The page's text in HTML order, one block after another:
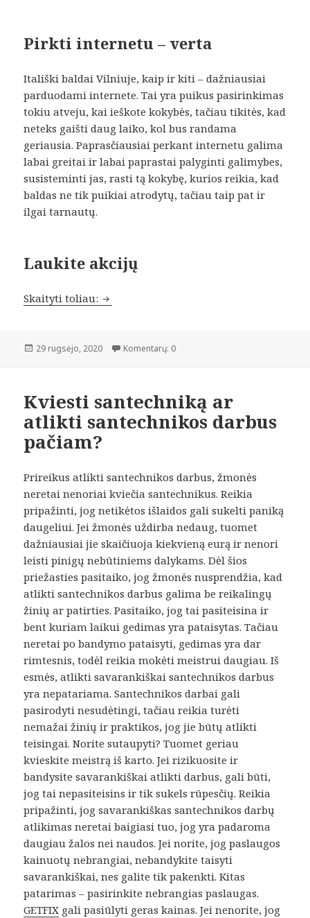
Pirkti internetu – verta
Itališki baldai Vilniuje, kaip ir kiti – dažniausiai
parduodami internete. Tai yra puikus pasirinkimas
tokiu atveju, kai ieškote kokybės, tačiau tikitės, kad
neteks gaišti daug laiko, kol bus randama
geriausia. Paprasčiausiai perkant internetu galima
labai greitai ir labai paprastai palyginti galimybes,
susisteminti jas, rasti tą kokybę, kurios reikia, kad
baldas ne tik puikiai atrodytų, tačiau taip pat ir
ilgai tarnautų.
Laukite akcijų
Skaityti toliau: Kur pirkti baldus?
Paskelbta
29 rugsėjo, 2020 Komentarų: 0
Kviesti santechniką ar
atlikti santechnikos darbus
pačiam?
Prireikus atlikti santechnikos darbus, žmonės
neretai nenoriai kviečia santechnikus. Reikia
pripažinti, jog netikėtos išlaidos gali sukelti paniką
daugeliui. Jei žmonės uždirba nedaug, tuomet
dažniausiai jie skaičiuoja kiekvieną eurą ir nenori
leisti pinigų nebūtiniems dalykams. Dėl šios
priežasties pasitaiko, jog žmonės nusprendžia, kad
atlikti santechnikos darbus galima be reikalingų
žinių ar patirties. Pasitaiko, jog tai pasiteisina ir
bent kuriam laikui gedimas yra pataisytas. Tačiau
neretai po bandymo pataisyti, gedimas yra dar
rimtesnis, todėl reikia mokėti meistrui daugiau. Iš
esmės, atlikti savarankiškai santechnikos darbus
yra nepatariama. Santechnikos darbai gali
pasirodyti nesudėtingi, tačiau reikia turėti
nemažai žinių ir praktikos, jog jie būtų atlikti
teisingai. Norite sutaupyti? Tuomet geriau
kvieskite meistrą iš karto. Jei rizikuosite ir
bandysite savarankiškai atlikti darbus, gali būti,
jog tai nepasiteisins ir tik sukels rūpesčių. Reikia
pripažinti, jog savarankiškas santechnikos darbų
atlikimas neretai baigiasi tuo, jog yra padaroma
daugiau žalos nei naudos. Jei norite, jog paslaugos
kainuotų nebrangiai, nebandykite taisyti
savarankiškai, nes galite tik pakenkti. Kitas
patarimas – pasirinkite nebrangias paslaugas.
GETFIX gali pasiūlyti geras kainas. Jei nenorite, jog